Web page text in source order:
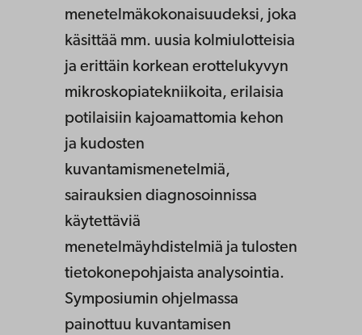
menetelmäkokonaisuudeksi, joka
käsittää mm. uusia kolmiulotteisia
ja erittäin korkean erottelukyvyn
mikroskopiatekniikoita, erilaisia
potilaisiin kajoamattomia kehon
ja kudosten
kuvantamismenetelmiä,
sairauksien diagnosoinnissa
käytettäviä
menetelmäyhdistelmiä ja tulosten
tietokonepohjaista analysointia.
Symposiumin ohjelmassa
painottuu kuvantamisen